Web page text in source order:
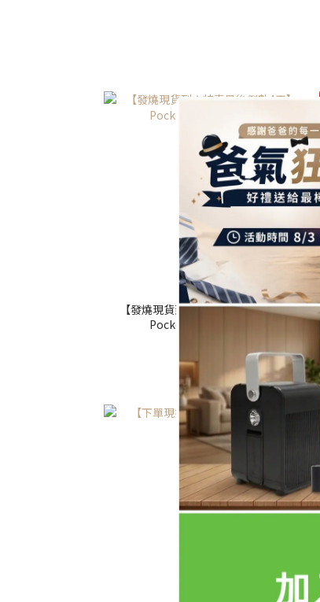
【發燒現貨到★特惠最後倒數4天】
Pocket Go 迷你筋膜槍
NT$2,990